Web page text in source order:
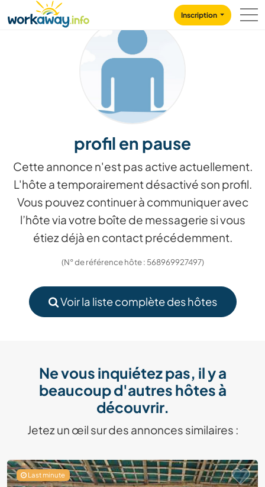
CONTENT
MAIN NAVIGATION
Inscription
profil en pause
Cette annonce n'est pas active actuellement.
L'hôte a temporairement désactivé son profil.
Vous pouvez continuer à communiquer avec
l’hôte via votre boîte de messagerie si vous
étiez déjà en contact précédemment.
(N° de référence hôte : 568969927497)
Voir la liste complète des hôtes
Ne vous inquiétez pas, il y a
beaucoup d'autres hôtes à
découvrir.
Jetez un œil sur des annonces similaires :
Last minute